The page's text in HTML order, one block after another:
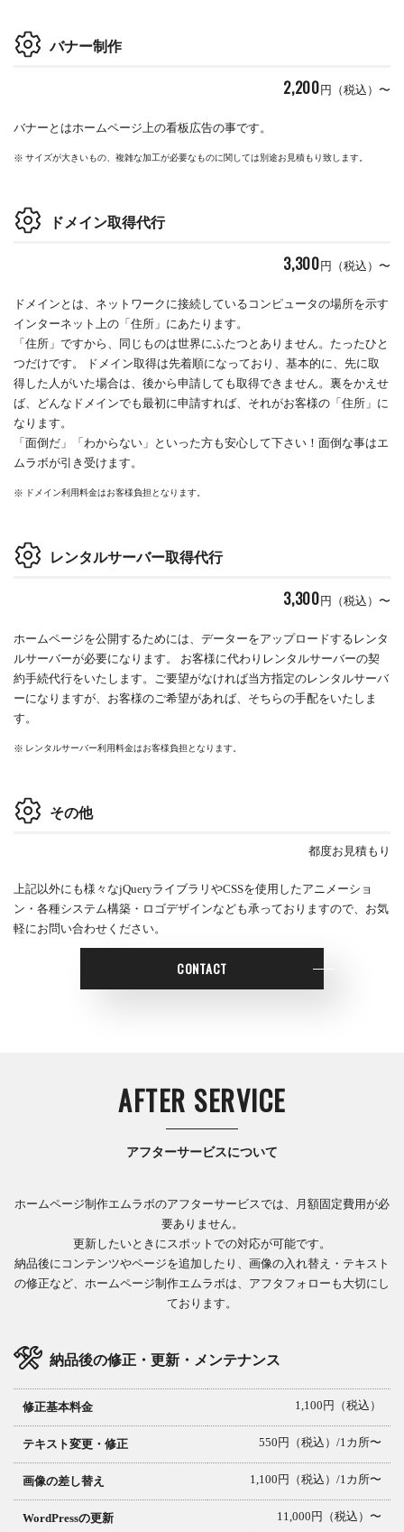
バナー制作
2,200円（税込）〜
バナーとはホームページ上の看板広告の事です。
サイズが大きいもの、複雑な加工が必要なものに関しては別途お見積もり致します。
ドメイン取得代行
3,300円（税込）〜
ドメインとは、ネットワークに接続しているコンピュータの場所を示す
インターネット上の「住所」にあたります。
「住所」ですから、同じものは世界にふたつとありません。たったひと
つだけです。 ドメイン取得は先着順になっており、基本的に、先に取
得した人がいた場合は、後から申請しても取得できません。裏をかえせ
ば、どんなドメインでも最初に申請すれば、それがお客様の「住所」に
なります。
「面倒だ」「わからない」といった方も安心して下さい！面倒な事はエ
ムラボが引き受けます。
ドメイン利用料金はお客様負担となります。
レンタルサーバー取得代行
3,300円（税込）〜
ホームページを公開するためには、データーをアップロードするレンタ
ルサーバーが必要になります。 お客様に代わりレンタルサーバーの契
約手続代行をいたします。ご要望がなければ当方指定のレンタルサーバ
ーになりますが、お客様のご希望があれば、そちらの手配をいたしま
す。
レンタルサーバー利用料金はお客様負担となります。
その他
都度お見積もり
上記以外にも様々なjQueryライブラリやCSSを使用したアニメーショ
ン・各種システム構築・ロゴデザインなども承っておりますので、お気
軽にお問い合わせください。
CONTACT
AFTER SERVICE
アフターサービスについて
ホームページ制作エムラボのアフターサービスでは、月額固定費用が必
要ありません。
更新したいときにスポットでの対応が可能です。
納品後にコンテンツやページを追加したり、画像の入れ替え・テキスト
の修正など、ホームページ制作エムラボは、アフタフォローも大切にし
ております。
納品後の修正・更新・メンテナンス
修正基本料金 1,100円（税込）
テキスト変更・修正 550円（税込）/1カ所〜
画像の差し替え 1,100円（税込）/1カ所〜
WordPressの更新 11,000円（税込）〜